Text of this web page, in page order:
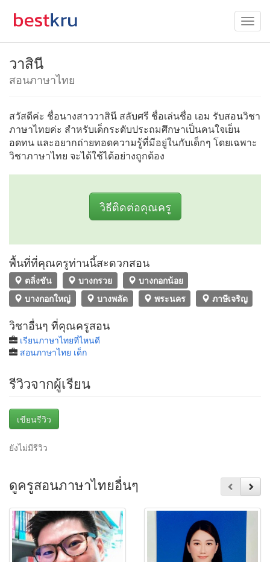
วาสินี
สอนภาษาไทย
สวัสดีค่ะ ชื่อนางสาววาสินี สลับศรี ชื่อเล่นชื่อ เอม รับสอนวิชา
ภาษาไทยค่ะ สำหรับเด็กระดับประถมศึกษาเป็นคนใจเย็น
อดทน และอยากถ่ายทอดความรู้ที่มีอยู่ในกับเด็กๆ โดยเฉพาะ
วิชาภาษาไทย จะได้ใช้ได้อย่างถูกต้อง
วิธีติดต่อคุณครู
พื้นที่ที่คุณครูท่านนี้สะดวกสอน
ตลิ่งชัน บางกรวย
บางกอกน้อย
บางกอกใหญ่
บางพลัด พระนคร ภาษีเจริญ
วิชาอื่นๆ ที่คุณครูสอน
เรียนภาษาไทยที่ไหนดี
สอนภาษาไทย เด็ก
รีวิวจากผู้เรียน
เขียนรีวิว
ยังไม่มีรีวิว
ดูครูสอนภาษาไทยอื่นๆ